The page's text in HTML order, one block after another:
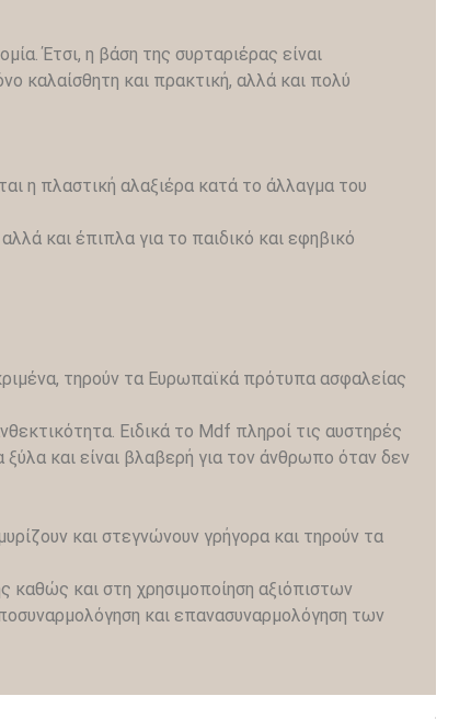
Έτσι, η βάση της συρταριέρας είναι
καλαίσθητη και πρακτική, αλλά και πολύ
η πλαστική αλαξιέρα κατά το άλλαγμα του
και έπιπλα για το παιδικό και εφηβικό
τηρούν τα Ευρωπαϊκά πρότυπα ασφαλείας
Ειδικά το Mdf πληροί τις αυστηρές
και είναι βλαβερή για τον άνθρωπο όταν δεν
και στεγνώνουν γρήγορα και τηρούν τα
καθώς και στη χρησιμοποίηση αξιόπιστων
και επανασυναρμολόγηση των